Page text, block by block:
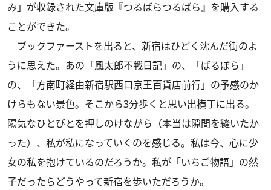
み」が収録された文庫版『つるばらつるばら』を購入する
ことができた。
ブックファーストを出ると、新宿はひどく沈んだ街のよ
うに思えた。あの「風太郎不戦日記」の、「ばるぼら」
の、「方南町経由新宿駅西口京王百貨店前行」の予感のか
けらもない景色。そこから3分歩くと思い出横丁に出る。
陽気なひとびとを押しのけながら（本当は隙間を縫いたか
った）、私が私になっていくのを感じる。私は今、心に少
女の私を抱けているのだろうか。私が「いちご物語」の然
子だったらどうやって新宿を歩いただろうか。